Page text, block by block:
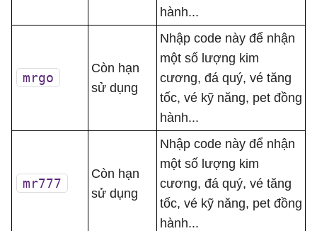
hành...
mrgo
Còn hạn
sử dụng
Nhập code này để nhận
một số lượng kim
cương, đá quý, vé tăng
tốc, vé kỹ năng, pet đồng
hành...
mr777
Còn hạn
sử dụng
Nhập code này để nhận
một số lượng kim
cương, đá quý, vé tăng
tốc, vé kỹ năng, pet đồng
hành...